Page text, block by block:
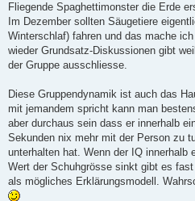
Fliegende Spaghettimonster die Erde
Im Dezember sollten Säugetiere
Winterschlaf) fahren und das mache
wieder Grundsatz-Diskussionen gibt
der Gruppe ausschliesse.
Diese Gruppendynamik ist auch das
mit jemandem spricht kann man
aber durchaus sein dass er innerhalb
Sekunden nix mehr mit der Person zu
unterhalten hat. Wenn der IQ innerhalb
Wert der Schuhgrösse sinkt gibt es
als mögliches Erklärungsmodell.